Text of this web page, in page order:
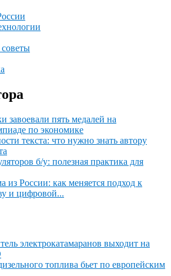
завоевали пять медалей на
по экономике
текста: что нужно знать автору
б/у: полезная практика для
из России: как меняется подход к
и цифровой...
электрокатамаранов выходит на
топлива бьет по европейским